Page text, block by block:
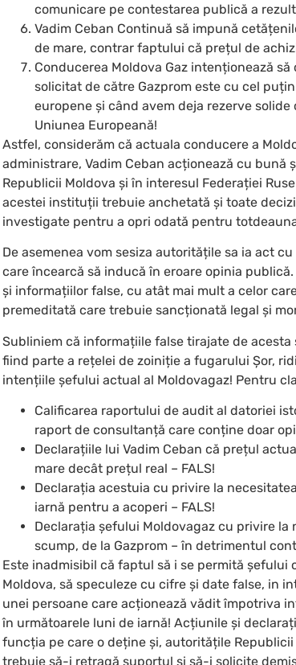
comunicare pe contestarea publică a
Vadim Ceban Continuă să impună
de mare, contrar faptului că prețul de
Conducerea Moldova Gaz intenționează
solicitat de către Gazprom este cu cel
europene și când avem deja rezerve
Uniunea Europeană!
Astfel, considerăm că actuala conducere a
administrare, Vadim Ceban acționează cu
Republicii Moldova și în interesul Federației
acestei instituții trebuie anchetată și toate
investigate pentru a opri odată pentru
De asemenea vom sesiza autoritățile sa ia act
care încearcă să inducă în eroare opinia
și informațiilor false, cu atât mai mult a celor
premeditată care trebuie sancționată legal și
Subliniem că informațiile false tirajate de
fiind parte a rețelei de zoiniție a fugarului Șor,
intențiile șefului actual al Moldovagaz! Pentru
Calificarea raportului de audit al datoriei
raport de consultanță care conține doar
Declarațiile lui Vadim Ceban că prețul
mare decât prețul real – FALS!
Declarația acestuia cu privire la
iarnă pentru a acoperi – FALS!
Declarația șefului Moldovagaz cu privire
scump, de la Gazprom – în detrimentul
Este inadmisibil că faptul să i se permită
Moldova, să speculeze cu cifre și date false, in
unei persoane care acționează vădit împotriva
în următoarele luni de iarnă! Acțiunile și
funcția pe care o deține și, autoritățile
trebuie să-i retragă suportul și să-i solicite